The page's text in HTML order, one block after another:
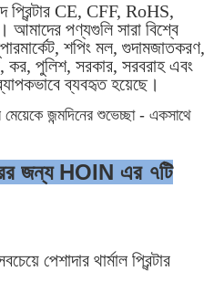
প্রিন্টার CE, CFF, RoHS,
পণ্যগুলি সারা বিশ্বে
শপিং মল, গুদামজাতকরণ,
কর, পুলিশ, সরকার, সরবরাহ এবং
ব্যাপকভাবে ব্যবহৃত হয়েছে।
জন্য HOIN এর ৭টি
পেশাদার থার্মাল প্রিন্টার